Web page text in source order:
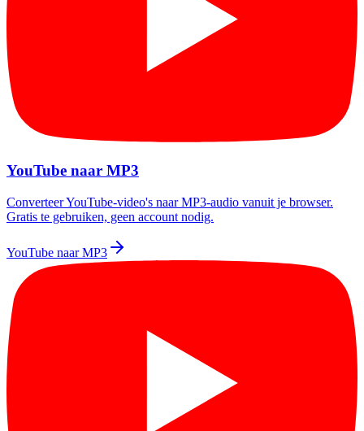
YouTube naar MP3
Converteer YouTube-video's naar MP3-audio vanuit je browser.
Gratis te gebruiken, geen account nodig.
YouTube naar MP3